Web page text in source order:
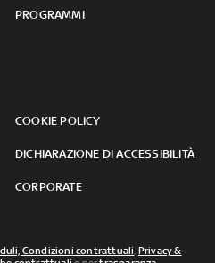
PROGRAMMI
COOKIE POLICY
DICHIARAZIONE DI ACCESSIBILITÀ
CORPORATE
Condizioni contrattuali Privacy &